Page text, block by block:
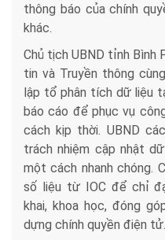
thông báo của chính
khác.
Chủ tịch UBND tỉnh Bình
tin và Truyền thông
lập tổ phân tích dữ liệu
báo cáo để phục vụ
cách kịp thời. UBND
trách nhiệm cập nhật
một cách nhanh chóng.
số liệu từ IOC để chỉ
khai, khoa học, đóng
dựng chính quyền điện tử.